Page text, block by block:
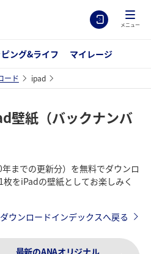
メニュー
ング&ライフ マイレージ
ード ipad
壁紙（バックナンバ
までの更新分）を無料でダウンロ
をiPadの壁紙としてお楽しみく
ウンロードインデックスへ戻る
最新のANAオリジナル